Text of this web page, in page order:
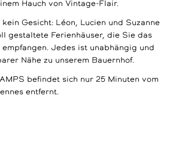
Hauch von Vintage-Flair.
kein Gesicht: Léon, Lucien und Suzanne
gestaltete Ferienhäuser, die Sie das
Jedes ist unabhängig und
Nähe zu unserem Bauernhof.
befindet sich nur 25 Minuten vom
entfernt.